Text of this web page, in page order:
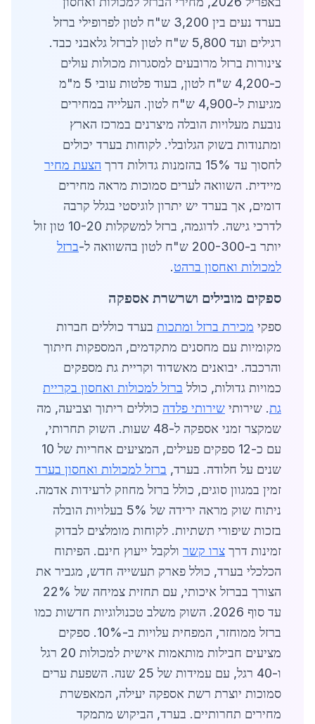
בערד נעים בין 3,200 ש"ח לטון לפרופילי ברזל
רגילים ועד 5,800 ש"ח לטון לברזל גלאבני כבד.
צינורות ברזל מרובעים למסגרות מכולות עולים
כ-4,200 ש"ח לטון, בעוד פלטות עובי 5 מ"מ
מגיעות ל-4,900 ש"ח לטון. העלייה במחירים
נובעת מעלויות הובלה מיצרנים במרכז הארץ
ומתנודות בשוק הגלובלי. לקוחות בערד יכולים
לחסוך עד 15% בהזמנות גדולות דרך
הצעת מחיר
מיידית. השוואה לערים סמוכות מראה מחירים
דומים, אך בערד יש יתרון לוגיסטי בגלל קרבה
לדרכי גישה. לדוגמה, ברזל למשקלות 10-20 טון זול
יותר ב-200-300 ש"ח לטון בהשוואה ל-
ברזל
למכולות ואחסון ברהט.
ספקים מובילים ושרשרת אספקה
ספקי מכירת ברזל ומתכות בערד כוללים חברות
מקומיות עם מחסנים מתקדמים, המספקות חיתוך
והרכבה. יבואנים מאשדוד וקריית גת מספקים
כמויות גדולות, כולל ברזל למכולות ואחסון בקריית
גת. שירותי שירותי פלדה כוללים ריתוך וצביעה, מה
שמקצר זמני אספקה ל-48 שעות. השוק תחרותי,
עם כ-12 ספקים פעילים, המציעים אחריות של 10
שנים על חלודה. בערד, ברזל למכולות ואחסון בערד
זמין במגוון סוגים, כולל ברזל מחוזק לרעידות אדמה.
ניתוח שוק מראה ירידה של 5% בעלויות הובלה
בזכות שיפורי תשתיות. לקוחות מומלצים לבדוק
זמינות דרך צרו קשר ולקבל ייעוץ חינם. הפיתוח
הכלכלי בערד, כולל פארק תעשייה חדש, מגביר את
הצורך בברזל איכותי, עם תחזית צמיחה של 22%
עד סוף 2026. השוק משלב טכנולוגיות חדשות כמו
ברזל ממוחזר, המפחית עלויות ב-10%. ספקים
מציעים חבילות מותאמות אישית למכולות 20 רגל
ו-40 רגל, עם עמידות של 25 שנה. השפעת ערים
סמוכות יוצרת רשת אספקה יעילה, המאפשרת
מחירים תחרותיים. בערד, הביקוש מתמקד